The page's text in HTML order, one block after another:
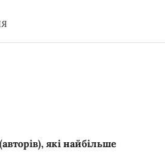
які найбільше